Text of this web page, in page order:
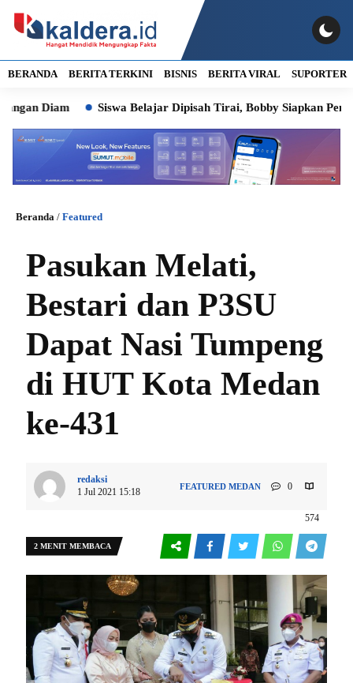
BERANDA BERITA TERKINI BISNIS BERITA VIRAL SUPORTER
Diam Siswa Belajar Dipisah Tirai, Bobby Siapkan
Beranda / Featured
Pasukan Melati,
Bestari dan P3SU
Dapat Nasi Tumpeng
di HUT Kota Medan
ke-431
redaksi
1 Jul 2021 15:18
FEATURED MEDAN 0
574
2 MENIT MEMBACA